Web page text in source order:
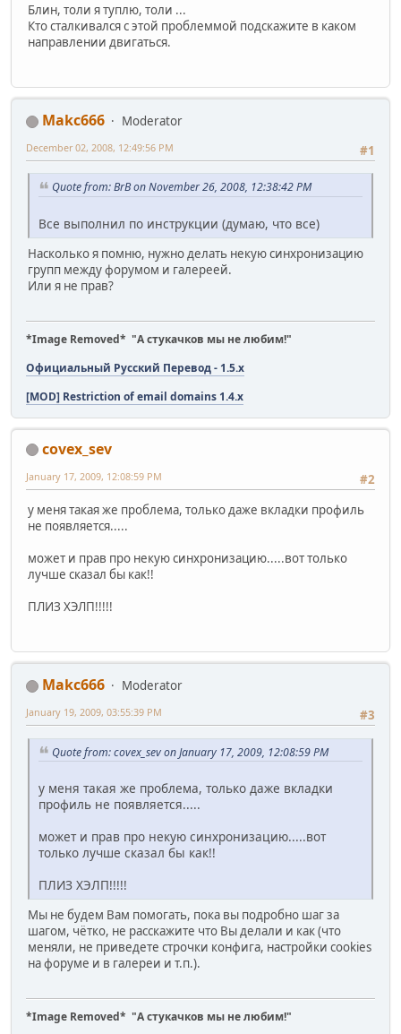
Блин, толи я туплю, толи ...
Кто сталкивался с этой проблеммой подскажите в каком
направлении двигаться.
Makc666
Moderator
#1
December 02, 2008, 12:49:56 PM
Quote from: BrB on November 26, 2008, 12:38:42 PM
Все выполнил по инструкции (думаю, что все)
Насколько я помню, нужно делать некую синхронизацию
групп между форумом и галереей.
Или я не прав?
*Image Removed* "А стукачков мы не любим!"
Официальный Русский Перевод - 1.5.x
[MOD] Restriction of email domains 1.4.x
covex_sev
#2
January 17, 2009, 12:08:59 PM
у меня такая же проблема, только даже вкладки профиль
не появляется.....
может и прав про некую синхронизацию.....вот только
лучше сказал бы как!!
ПЛИЗ ХЭЛП!!!!!
Makc666
Moderator
#3
January 19, 2009, 03:55:39 PM
Quote from: covex_sev on January 17, 2009, 12:08:59 PM
у меня такая же проблема, только даже вкладки
профиль не появляется.....
может и прав про некую синхронизацию.....вот
только лучше сказал бы как!!
ПЛИЗ ХЭЛП!!!!!
Мы не будем Вам помогать, пока вы подробно шаг за
шагом, чётко, не расскажите что Вы делали и как (что
меняли, не приведете строчки конфига, настройки cookies
на форуме и в галереи и т.п.).
*Image Removed* "А стукачков мы не любим!"